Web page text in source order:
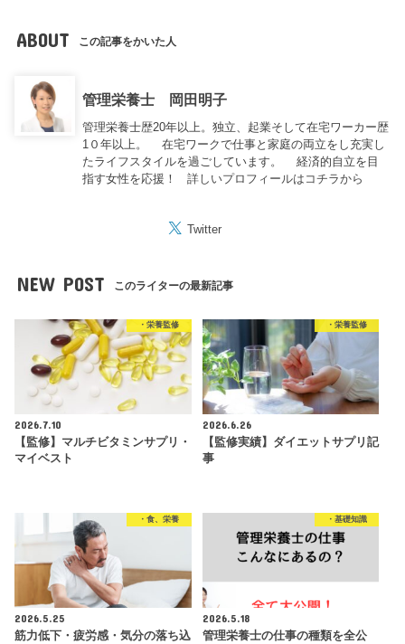
ABOUT この記事をかいた人
管理栄養士 岡田明子
管理栄養士歴20年以上。独立、起業そして在宅ワーカー歴
1０年以上。 在宅ワークで仕事と家庭の両立をし充実し
たライフスタイルを過ごしています。 経済的自立を目
指す女性を応援！詳しいプロフィールはコチラから
Twitter
NEW POST このライターの最新記事
・栄養監修
2026.7.10
【監修】マルチビタミンサプリ・
マイベスト
・栄養監修
2026.6.26
【監修実績】ダイエットサプリ記
事
・食、栄養
2026.5.25
筋力低下・疲労感・気分の落ち込
・基礎知識
2026.5.18
管理栄養士の仕事の種類を全公